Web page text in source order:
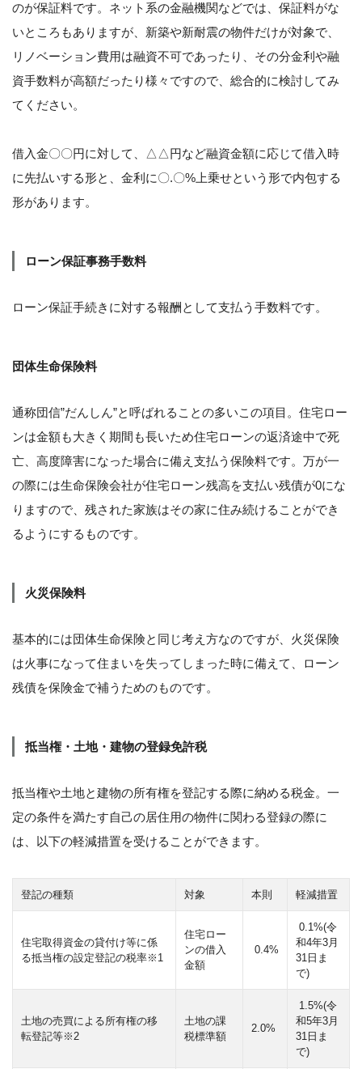
のが保証料です。ネット系の金融機関などでは、保証料がな
いところもありますが、新築や新耐震の物件だけが対象で、
リノベーション費用は融資不可であったり、その分金利や融
資手数料が高額だったり様々ですので、総合的に検討してみ
てください。
借入金〇〇円に対して、△△円など融資金額に応じて借入時
に先払いする形と、金利に〇.〇%上乗せという形で内包する
形があります。
ローン保証事務手数料
ローン保証手続きに対する報酬として支払う手数料です。
団体生命保険料
通称団信”だんしん”と呼ばれることの多いこの項目。住宅ロー
ンは金額も大きく期間も長いため住宅ローンの返済途中で死
亡、高度障害になった場合に備え支払う保険料です。万が一
の際には生命保険会社が住宅ローン残高を支払い残債が0にな
りますので、残された家族はその家に住み続けることができ
るようにするものです。
火災保険料
基本的には団体生命保険と同じ考え方なのですが、火災保険
は火事になって住まいを失ってしまった時に備えて、ローン
残債を保険金で補うためのものです。
抵当権・土地・建物の登録免許税
抵当権や土地と建物の所有権を登記する際に納める税金。一
定の条件を満たす自己の居住用の物件に関わる登録の際に
は、以下の軽減措置を受けることができます。
登記の種類 対象 本則 軽減措置
住宅取得資金の貸付け等に係
る抵当権の設定登記の税率※1
住宅ロー
ンの借入
金額
0.4%
0.1%(令
和4年3月
31日ま
で)
土地の売買による所有権の移
転登記等※2
土地の課
税標準額
2.0%
1.5%(令
和5年3月
31日ま
で)